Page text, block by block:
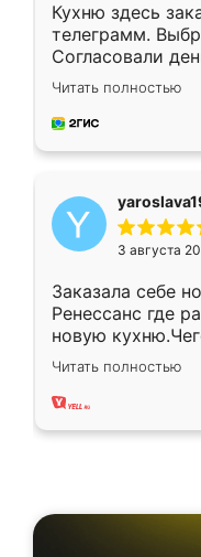
Кухню здесь
телеграмм.
Согласовали
недели кухня
довольны
мебель за
Читать полностью
3 августа
Заказала себе
Ренессанс где
новую
вполне
два года,
Читать полностью